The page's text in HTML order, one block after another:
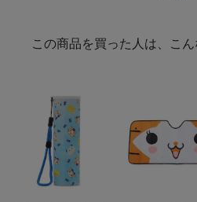
この商品を買った人は、こ